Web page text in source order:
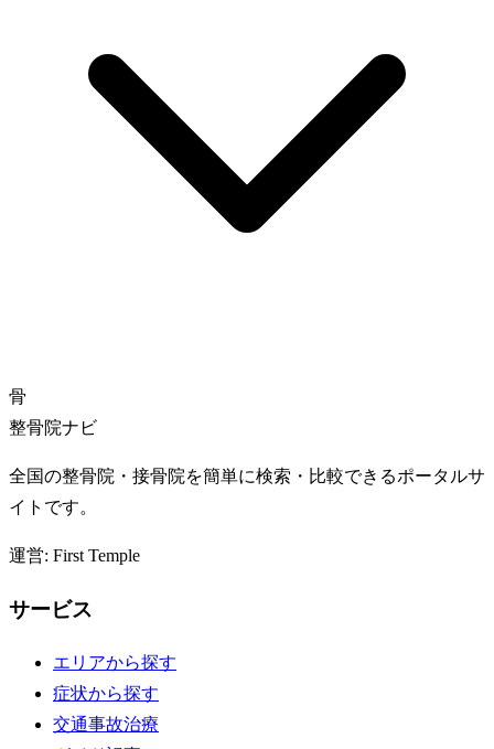
骨
整骨院ナビ
全国の整骨院・接骨院を簡単に検索・比較できるポータルサ
イトです。
運営: First Temple
サービス
エリアから探す
症状から探す
交通事故治療